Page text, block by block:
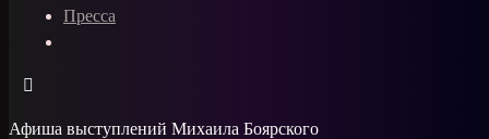
Пресса
Афиша выступлений Михаила Боярского